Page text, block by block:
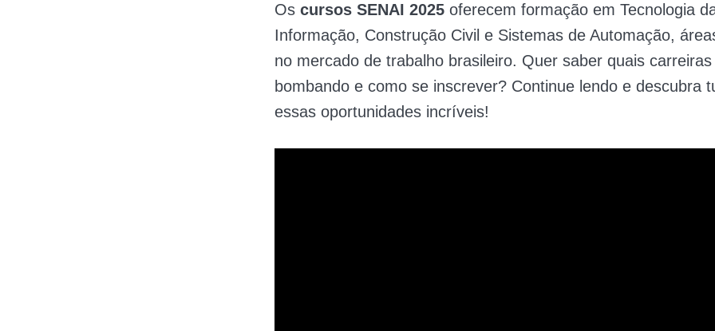
Os cursos SENAI 2025 oferecem formação em Tecnologia
Informação, Construção Civil e Sistemas de Automação,
no mercado de trabalho brasileiro. Quer saber quais
bombando e como se inscrever? Continue lendo e descubra
essas oportunidades incríveis!